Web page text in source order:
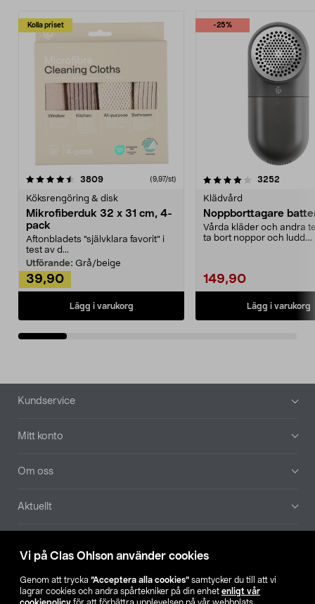
Vi på Clas Ohlson använder cookies
Genom att trycka ”Acceptera alla cookies” samtycker du till att vi
lagrar cookies och andra spårtekniker på din enhet enligt vår
Kolla priset
3809recensioner (9,97/st)
Köksrengöring & disk
Mikrofiberduk 32 x 31 cm, 4-
pack
Aftonbladets "självklara favorit” i
test av d...
Utförande: Grå/beige
39,90
Lägg i varukorg
-25%
4.0av 5 stjärnor 3252
Klädvård
Noppborttagare
Vårda kläder och andra
ta bort noppor och ludd.
149,90
Lägg i varukorg
4.5av 5 stjärnor
Sidfot
Kundservice
Mitt konto
Om oss
Aktuellt
Hitta butik